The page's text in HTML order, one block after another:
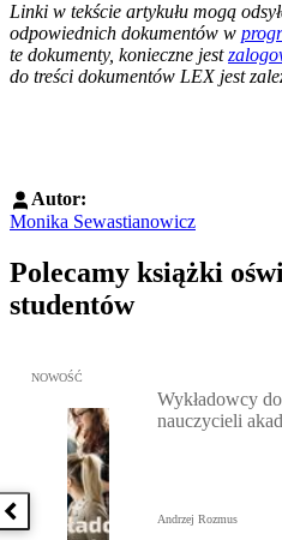
Linki w tekście artykułu mogą
odpowiednich dokumentów w
te dokumenty, konieczne jest
do treści dokumentów LEX jest
Autor:
Monika Sewastianowicz
Polecamy książki
studentów
Poprzednia książka
Przejdź do: Wykładowcy
NOWOŚĆ
Wykładowcy
nauczycieli
Andrzej Rozmus